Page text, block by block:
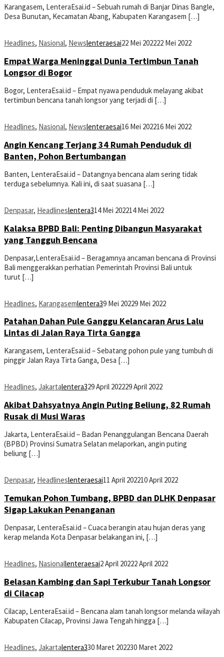
Karangasem, LenteraEsai.id – Sebuah rumah di Banjar Dinas Bangle,
Desa Bunutan, Kecamatan Abang, Kabupaten Karangasem […]
Headlines, Nasional, Newslenteraesai22 Mei 202222 Mei 2022
Empat Warga Meninggal Dunia Tertimbun Tanah
Longsor di Bogor
Bogor, LenteraEsai.id – Empat nyawa penduduk melayang akibat
tertimbun bencana tanah longsor yang terjadi di […]
Headlines, Nasional, Newslenteraesai16 Mei 202216 Mei 2022
Angin Kencang Terjang 34 Rumah Penduduk di
Banten, Pohon Bertumbangan
Banten, LenteraEsai.id – Datangnya bencana alam sering tidak
terduga sebelumnya. Kali ini, di saat suasana […]
Denpasar, Headlineslentera314 Mei 202214 Mei 2022
Kalaksa BPBD Bali: Penting Dibangun Masyarakat
yang Tangguh Bencana
Denpasar,LenteraEsai.id – Beragamnya ancaman bencana di Provinsi
Bali menggerakkan perhatian Pemerintah Provinsi Bali untuk
turut […]
Headlines, Karangasemlentera39 Mei 20229 Mei 2022
Patahan Dahan Pule Ganggu Kelancaran Arus Lalu
Lintas di Jalan Raya Tirta Gangga
Karangasem, LenteraEsai.id – Sebatang pohon pule yang tumbuh di
pinggir Jalan Raya Tirta Ganga, Desa […]
Headlines, Jakartalentera329 April 202229 April 2022
Akibat Dahsyatnya Angin Puting Beliung, 82 Rumah
Rusak di Musi Waras
Jakarta, LenteraEsai.id – Badan Penanggulangan Bencana Daerah
(BPBD) Provinsi Sumatra Selatan melaporkan, angin puting
beliung […]
Denpasar, Headlineslenteraesai11 April 202210 April 2022
Temukan Pohon Tumbang, BPBD dan DLHK Denpasar
Sigap Lakukan Penanganan
Denpasar, LenteraEsai.id – Cuaca berangin atau hujan deras yang
kerap melanda Kota Denpasar belakangan ini, […]
Headlines, Nasionallenteraesai2 April 20222 April 2022
Belasan Kambing dan Sapi Terkubur Tanah Longsor
di Cilacap
Cilacap, LenteraEsai.id – Bencana alam tanah longsor melanda wilayah
Kabupaten Cilacap, Provinsi Jawa Tengah hingga […]
Headlines, Jakartalentera330 Maret 202230 Maret 2022